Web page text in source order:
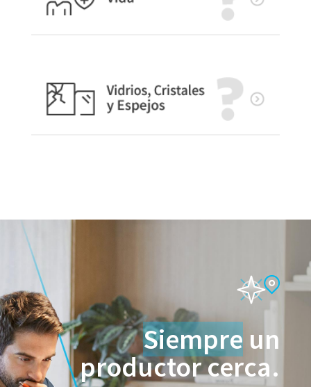
Siempre un
productor cerca.